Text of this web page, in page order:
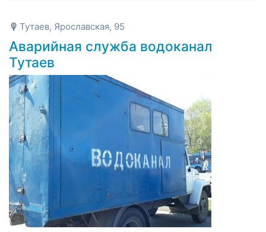
Тутаев, Ярославская, 95
Аварийная служба водоканал
Тутаев